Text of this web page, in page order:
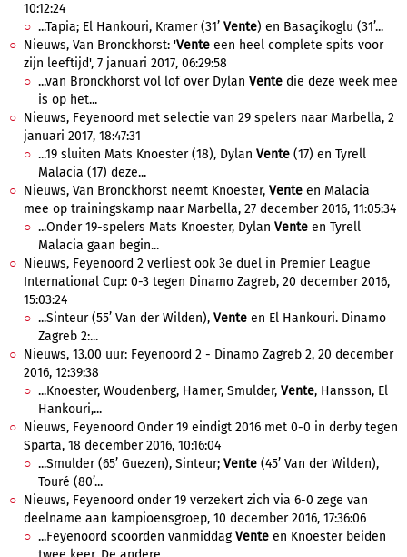
10:12:24
...Tapia; El Hankouri, Kramer (31’ Vente) en Basaçikoglu (31’...
Nieuws, Van Bronckhorst: 'Vente een heel complete spits voor
zijn leeftijd', 7 januari 2017, 06:29:58
...van Bronckhorst vol lof over Dylan Vente die deze week mee
is op het...
Nieuws, Feyenoord met selectie van 29 spelers naar Marbella, 2
januari 2017, 18:47:31
...19 sluiten Mats Knoester (18), Dylan Vente (17) en Tyrell
Malacia (17) deze...
Nieuws, Van Bronckhorst neemt Knoester, Vente en Malacia
mee op trainingskamp naar Marbella, 27 december 2016, 11:05:34
...Onder 19-spelers Mats Knoester, Dylan Vente en Tyrell
Malacia gaan begin...
Nieuws, Feyenoord 2 verliest ook 3e duel in Premier League
International Cup: 0-3 tegen Dinamo Zagreb, 20 december 2016,
15:03:24
...Sinteur (55’ Van der Wilden), Vente en El Hankouri. Dinamo
Zagreb 2:...
Nieuws, 13.00 uur: Feyenoord 2 - Dinamo Zagreb 2, 20 december
2016, 12:39:38
...Knoester, Woudenberg, Hamer, Smulder, Vente, Hansson, El
Hankouri,...
Nieuws, Feyenoord Onder 19 eindigt 2016 met 0-0 in derby tegen
Sparta, 18 december 2016, 10:16:04
...Smulder (65’ Guezen), Sinteur; Vente (45’ Van der Wilden),
Touré (80’...
Nieuws, Feyenoord onder 19 verzekert zich via 6-0 zege van
deelname aan kampioensgroep, 10 december 2016, 17:36:06
...Feyenoord scoorden vanmiddagVente en Knoester beiden